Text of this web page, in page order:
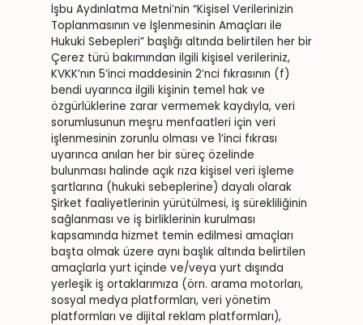
İşbu Aydınlatma Metni’nin “Kişisel Verilerinizin
Toplanmasının ve İşlenmesinin Amaçları ile
Hukuki Sebepleri” başlığı altında belirtilen her bir
Çerez türü bakımından ilgili kişisel verileriniz,
KVKK’nın 5’inci maddesinin 2’nci fıkrasının (f)
bendi uyarınca ilgili kişinin temel hak ve
özgürlüklerine zarar vermemek kaydıyla, veri
sorumlusunun meşru menfaatleri için veri
işlenmesinin zorunlu olması ve 1’inci fıkrası
uyarınca anılan her bir süreç özelinde
bulunması halinde açık rıza kişisel veri işleme
şartlarına (hukuki sebeplerine) dayalı olarak
Şirket faaliyetlerinin yürütülmesi, iş sürekliliğinin
sağlanması ve iş birliklerinin kurulması
kapsamında hizmet temin edilmesi amaçları
başta olmak üzere aynı başlık altında belirtilen
amaçlarla yurt içinde ve/veya yurt dışında
yerleşik iş ortaklarımıza (örn. arama motorları,
sosyal medya platformları, veri yönetim
platformları ve dijital reklam platformları),